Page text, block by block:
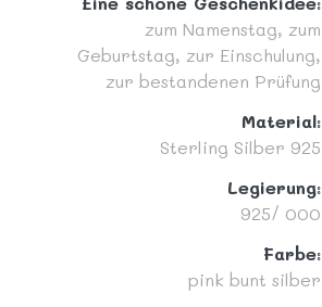
zum Namenstag, zum
Geburtstag, zur Einschulung,
zur bestandenen Prüfung
Material:
Sterling Silber 925
Legierung:
925/ 000
Farbe:
pink bunt silber